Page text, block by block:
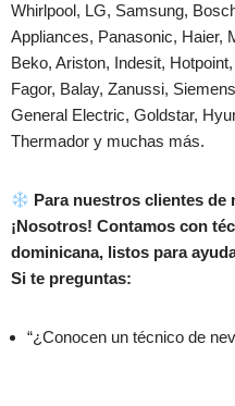
Whirlpool, LG, Samsung,
Appliances, Panasonic, Haier,
Beko, Ariston, Indesit,
Fagor, Balay, Zanussi,
General Electric, Goldstar,
Thermador y muchas más.
Para nuestros clientes de
¡Nosotros! Contamos con
dominicana, listos para
Si te preguntas:
“¿Conocen un técnico de